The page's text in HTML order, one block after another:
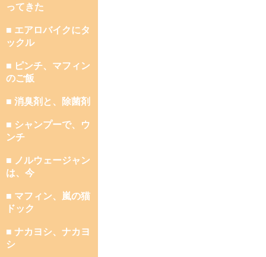
ってきた
■ エアロバイクにタ
ックル
■ ピンチ、マフィン
のご飯
■ 消臭剤と、除菌剤
■ シャンプーで、ウ
ンチ
■ ノルウェージャン
は、今
■ マフィン、嵐の猫
ドック
■ ナカヨシ、ナカヨ
シ